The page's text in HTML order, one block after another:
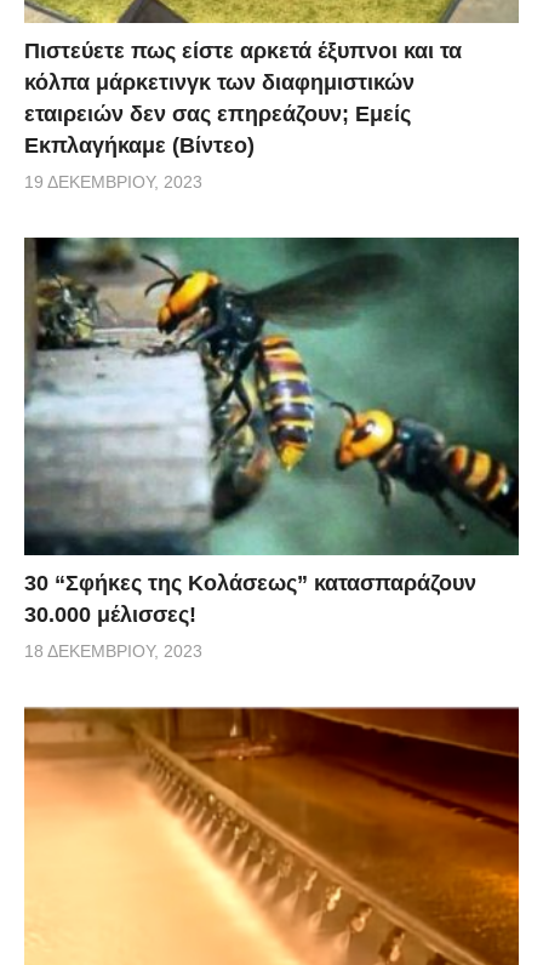
Πιστεύετε πως είστε αρκετά έξυπνοι και τα
κόλπα μάρκετινγκ των διαφημιστικών
εταιρειών δεν σας επηρεάζουν; Εμείς
Εκπλαγήκαμε (Βίντεο)
19 ΔΕΚΕΜΒΡΊΟΥ, 2023
30 “Σφήκες της Κολάσεως” κατασπαράζουν
30.000 μέλισσες!
18 ΔΕΚΕΜΒΡΊΟΥ, 2023